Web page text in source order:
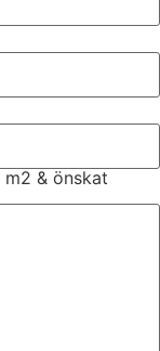
& önskat